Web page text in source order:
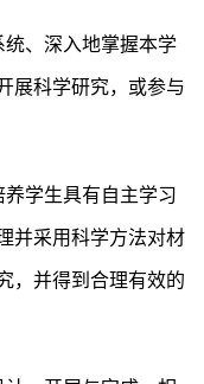
、深入地掌握本学
展科学研究，或参与
学生具有自主学习
并采用科学方法对材
，并得到合理有效的